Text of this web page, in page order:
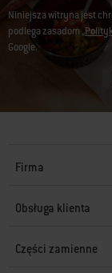
Niniejsza witryna jest
podlega zasadom „
Google.
Firma
Obsługa klienta
Części zamienne